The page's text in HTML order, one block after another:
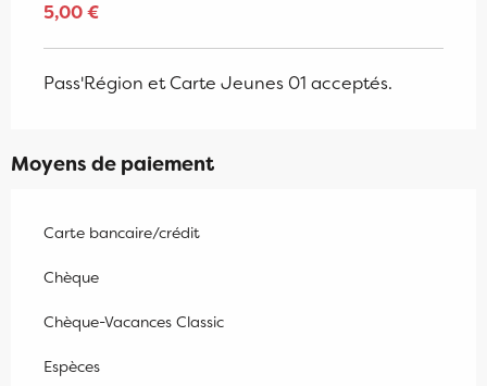
5,00 €
Pass'Région et Carte Jeunes 01 acceptés.
Moyens de paiement
Carte bancaire/crédit
Chèque
Chèque-Vacances Classic
Espèces